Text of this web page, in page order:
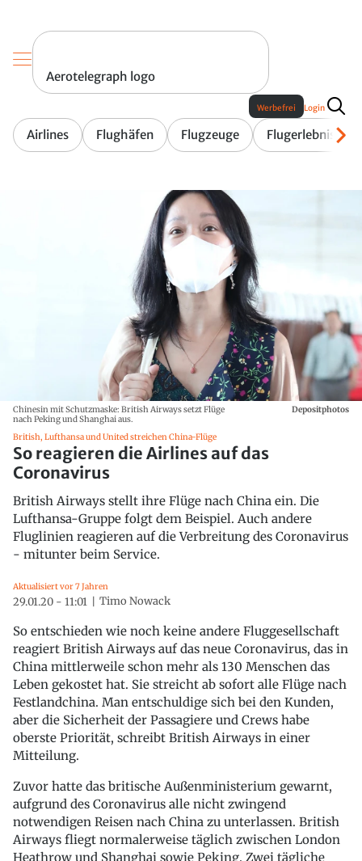
Aerotelegraph logo
Airlines Flughäfen Flugzeuge Flugerlebnis
Werbefrei Login
Chinesin mit Schutzmaske: British Airways setzt Flüge
nach Peking und Shanghai aus.
Depositphotos
British, Lufthansa und United streichen China-Flüge
So reagieren die Airlines auf das
Coronavirus
British Airways stellt ihre Flüge nach China ein. Die
Lufthansa-Gruppe folgt dem Beispiel. Auch andere
Fluglinien reagieren auf die Verbreitung des Coronavirus
- mitunter beim Service.
Aktualisiert vor 7 Jahren
29.01.20 - 11:01 Timo Nowack
So entschieden wie noch keine andere Fluggesellschaft
reagiert British Airways auf das neue Coronavirus, das in
China mittlerweile schon mehr als 130 Menschen das
Leben gekostet hat. Sie streicht ab sofort alle Flüge nach
Festlandchina. Man entschuldige sich bei den Kunden,
aber die Sicherheit der Passagiere und Crews habe
oberste Priorität, schreibt British Airways in einer
Mitteilung.
Zuvor hatte das britische Außenministerium gewarnt,
aufgrund des Coronavirus alle nicht zwingend
notwendigen Reisen nach China zu unterlassen. British
Airways fliegt normalerweise täglich zwischen London
Heathrow und Shanghai sowie Peking. Zwei tägliche